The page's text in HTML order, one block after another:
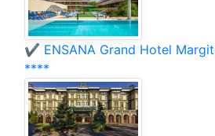
✔️ ENSANA Grand Hotel
****